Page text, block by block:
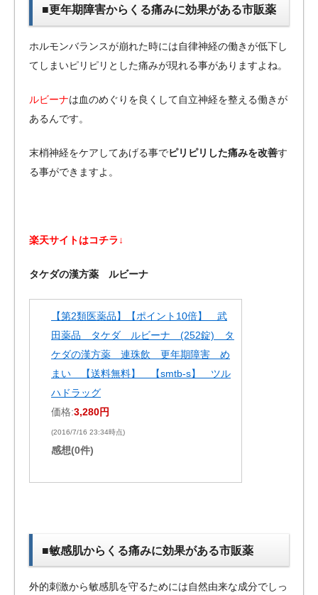
■更年期障害からくる痛みに効果がある市販薬
ホルモンバランスが崩れた時には自律神経の働きが低下し
てしまいピリピリとした痛みが現れる事がありますよね。
ルビーナは血のめぐりを良くして自立神経を整える働きが
あるんです。
末梢神経をケアしてあげる事でピリピリした痛みを改善す
る事ができますよ。
楽天サイトはコチラ↓
タケダの漢方薬 ルビーナ
【第2類医薬品】【ポイント10倍】 武
田薬品 タケダ ルビーナ (252錠) タ
ケダの漢方薬 連珠飲 更年期障害 め
まい 【送料無料】 【smtb-s】 ツル
ハドラッグ
価格:3,280円
(2016/7/16 23:34時点)
感想(0件)
■敏感肌からくる痛みに効果がある市販薬
外的刺激から敏感肌を守るためには自然由来な成分でしっ